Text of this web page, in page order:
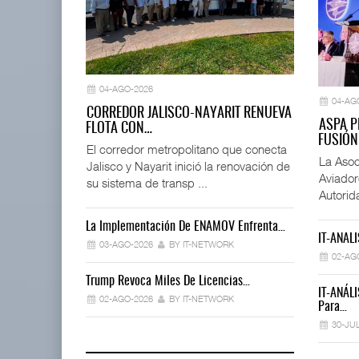
04-AGO-2026
CORREDOR JALISCO-NAYARIT RENUEVA
FLOTA CON…
El corredor metropolitano que conecta
Jalisco y Nayarit inició la renovación de
su sistema de transp ...
La Implementación De ENAMOV Enfrenta…
03-AGO-2026 BY IT-NETWORK
Trump Revoca Miles De Licencias…
02-AGO-2026 BY IT-NETWORK
30-JUL-2026
Ford
30-JUL-2026
04-
ASPA
La
IT-
02-
IT-
Para…
30-